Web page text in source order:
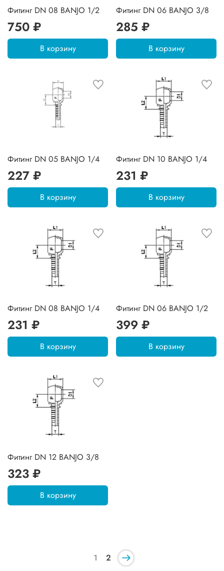
Фитинг DN 08 BANJO 1/2
750 ₽
В корзину
Фитинг DN 06 BANJO 3/8
285 ₽
В корзину
Фитинг DN 05 BANJO 1/4
227 ₽
В корзину
Фитинг DN 10 BANJO 1/4
231 ₽
В корзину
Фитинг DN 08 BANJO 1/4
231 ₽
В корзину
Фитинг DN 06 BANJO 1/2
399 ₽
В корзину
Фитинг DN 12 BANJO 3/8
323 ₽
В корзину
1 2